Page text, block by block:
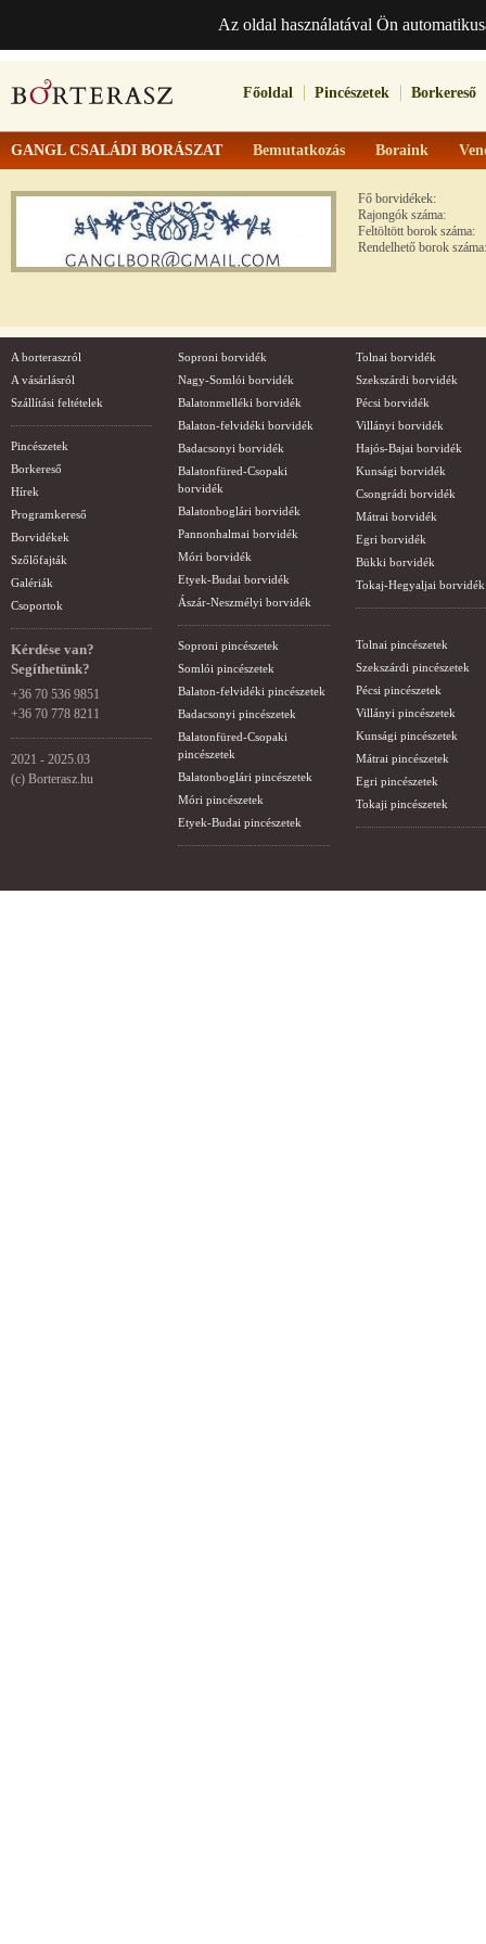
Az oldal használatával Ön
Főoldal Pincészetek Borkereső
GANGL CSALÁDI BORÁSZAT Bemutatkozás Boraink
Fő borvidékek:
Rajongók száma:
Feltöltött borok száma:
Rendelhető borok száma:
A borteraszról
A vásárlásról
Szállítási feltételek
Pincészetek
Borkereső
Hírek
Programkereső
Borvidékek
Szőlőfajták
Galériák
Csoportok
Kérdése van?
Segíthetünk?
+36 70 536 9851
+36 70 778 8211
2021 - 2025.03
(c) Borterasz.hu
Soproni borvidék
Nagy-Somlói borvidék
Balatonmelléki borvidék
Balaton-felvidéki borvidék
Badacsonyi borvidék
Balatonfüred-Csopaki
borvidék
Balatonboglári borvidék
Pannonhalmai borvidék
Móri borvidék
Etyek-Budai borvidék
Ászár-Neszmélyi borvidék
Soproni pincészetek
Somlói pincészetek
Balaton-felvidéki pincészetek
Badacsonyi pincészetek
Balatonfüred-Csopaki
pincészetek
Balatonboglári pincészetek
Móri pincészetek
Etyek-Budai pincészetek
Tolnai borvidék
Szekszárdi borvidék
Pécsi borvidék
Villányi borvidék
Hajós-Bajai borvidék
Kunsági borvidék
Csongrádi borvidék
Mátrai borvidék
Egri borvidék
Bükki borvidék
Tokaj-Hegyaljai borvidék
Tolnai pincészetek
Szekszárdi pincészetek
Pécsi pincészetek
Villányi pincészetek
Kunsági pincészetek
Mátrai pincészetek
Egri pincészetek
Tokaji pincészetek